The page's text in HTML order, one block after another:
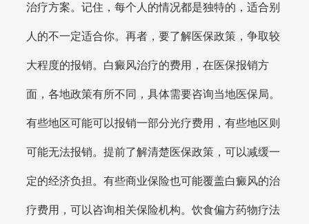
治疗方案。记住，每个人的情况都是独特的，适合别
人的不一定适合你。再者，要了解医保政策，争取较
大程度的报销。白癜风治疗的费用，在医保报销方
面，各地政策有所不同，具体需要咨询当地医保局。
有些地区可能可以报销一部分光疗费用，有些地区则
可能无法报销。提前了解清楚医保政策，可以减缓一
定的经济负担。有些商业保险也可能覆盖白癜风的治
疗费用，可以咨询相关保险机构。饮食偏方药物疗法